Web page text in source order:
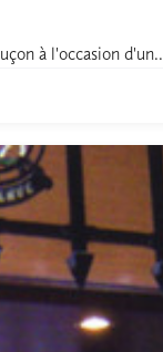
à l'occasion